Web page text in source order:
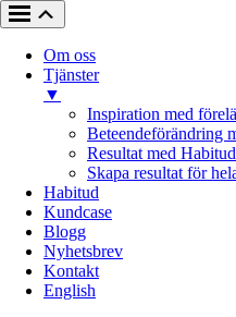
Om oss
Tjänster
▼
Inspiration med
Beteendeförändring
Resultat med
Skapa resultat för
Habitud
Kundcase
Blogg
Nyhetsbrev
Kontakt
English